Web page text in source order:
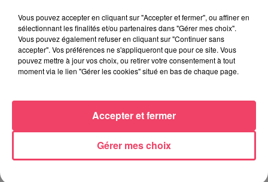
PARCS...
Offre d'emploi ENERCON : 3 Techniciens de Maintenance de
parcs éoliens sur sa base de Candé
Vous pouvez accepter en cliquant sur "Accepter et fermer", ou affiner en
sélectionnant les finalités et/ou partenaires dans "Gérer mes choix".
Vous pouvez également refuser en cliquant sur "Continuer sans
accepter". Vos préférences ne s'appliqueront que pour ce site. Vous
pouvez mettre à jour vos choix, ou retirer votre consentement à tout
moment via le lien "Gérer les cookies" situé en bas de chaque page.
Gérer mes choix
Accepter et fermer